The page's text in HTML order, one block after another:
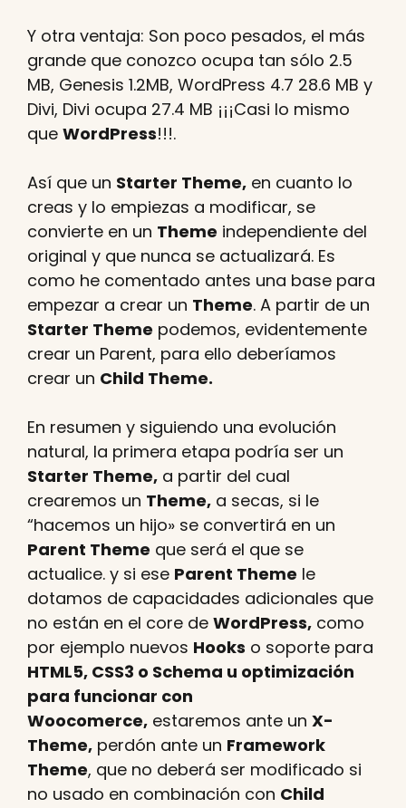
Y otra ventaja: Son poco pesados, el más
grande que conozco ocupa tan sólo 2.5
MB, Genesis 1.2MB, WordPress 4.7 28.6 MB y
Divi, Divi ocupa 27.4 MB ¡¡¡Casi lo mismo
que WordPress!!!.
Así que un Starter Theme, en cuanto lo
creas y lo empiezas a modificar, se
convierte en un Theme independiente del
original y que nunca se actualizará. Es
como he comentado antes una base para
empezar a crear un Theme. A partir de un
Starter Theme podemos, evidentemente
crear un Parent, para ello deberíamos
crear un Child Theme.
En resumen y siguiendo una evolución
natural, la primera etapa podría ser un
Starter Theme, a partir del cual
crearemos un Theme, a secas, si le
“hacemos un hijo» se convertirá en un
Parent Theme que será el que se
actualice. y si ese Parent Theme le
dotamos de capacidades adicionales que
no están en el core de WordPress, como
por ejemplo nuevos Hooks o soporte para
HTML5, CSS3 o Schema u optimización
para funcionar con
Woocomerce, estaremos ante un X-
Theme, perdón ante un Framework
Theme, que no deberá ser modificado si
no usado en combinación con Child